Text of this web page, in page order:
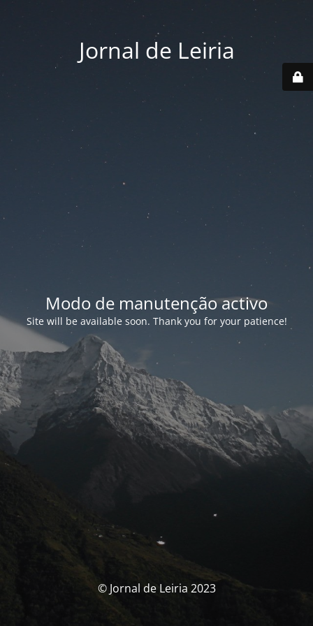
Jornal de Leiria
Modo de manutenção activo
Site will be available soon. Thank you for your patience!
© Jornal de Leiria 2023